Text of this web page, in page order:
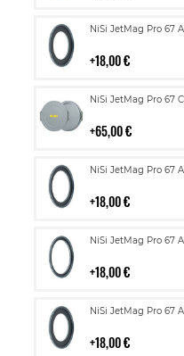
NiSi JetMag Pro 67
18,00 €
Lisää
NiSi JetMag Pro 67
65,00 €
Lisää
NiSi JetMag Pro 67
18,00 €
Lisää
NiSi JetMag Pro 67
18,00 €
Lisää
NiSi JetMag Pro 67
18,00 €
Lisää